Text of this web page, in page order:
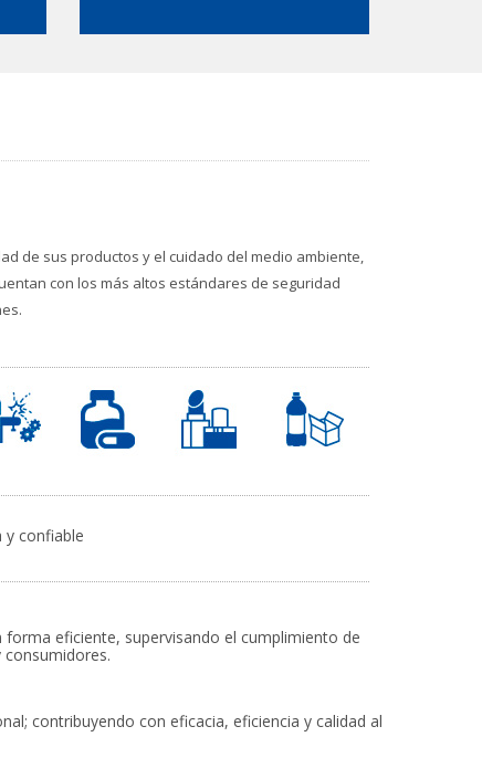
de sus productos y el cuidado del medio ambiente,
con los más altos estándares de seguridad
y confiable
eficiente, supervisando el cumplimiento de
contribuyendo con eficacia, eficiencia y calidad al